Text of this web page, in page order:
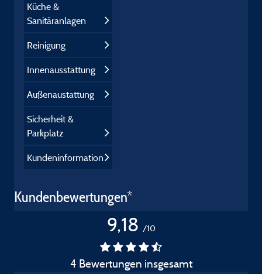
Küche &
Sanitäranlagen
Reinigung
Innenausstattung
Außenaustattung
Sicherheit &
Parkplatz
Kundeninformation
Kundenbewertungen*
9,18 /10
4 Bewertungen insgesamt